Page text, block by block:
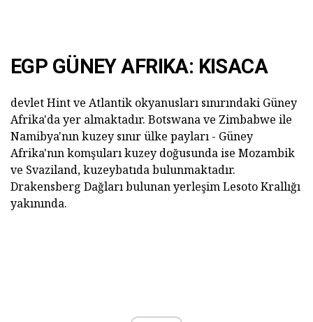
EGP GÜNEY AFRIKA: KISACA
devlet Hint ve Atlantik okyanusları sınırındaki Güney
Afrika'da yer almaktadır. Botswana ve Zimbabwe ile
Namibya'nın kuzey sınır ülke payları - Güney
Afrika'nın komşuları kuzey doğusunda ise Mozambik
ve Svaziland, kuzeybatıda bulunmaktadır.
Drakensberg Dağları bulunan yerleşim Lesoto Krallığı
yakınında.